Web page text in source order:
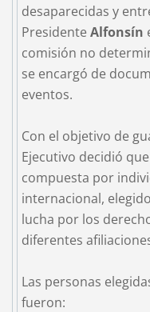
desaparecidas y
Presidente Alfonsín
comisión no
se encargó de
eventos.
Con el objetivo de
Ejecutivo decidió
compuesta por
internacional,
lucha por los
diferentes
Las personas
fueron: